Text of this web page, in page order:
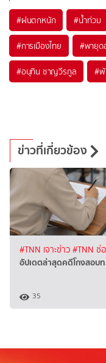
#ฝนตกหนัก #น้ำท่วม
#การเมืองไทย #พายุ
#อนุทิน ชาญวีรกูล #
ข่าวที่เกี่ยวข้อง
#TNN เจาะข่าว#TNN ช่
อัปเดตล่าสุดคดีโกงสอบ
35